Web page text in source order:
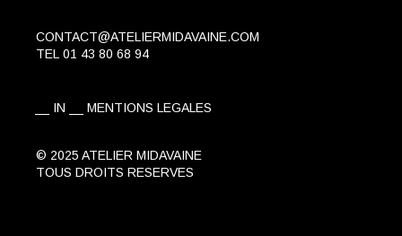
CONTACT@ATELIERMIDAVAINE.COM
TEL 01 43 80 68 94
IN MENTIONS LEGALES
© 2025 ATELIER MIDAVAINE
TOUS DROITS RESERVES